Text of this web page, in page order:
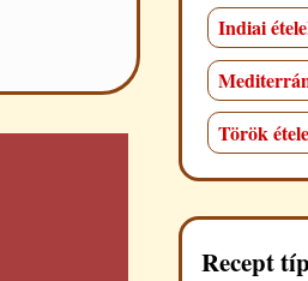
Indiai
Török
Recept